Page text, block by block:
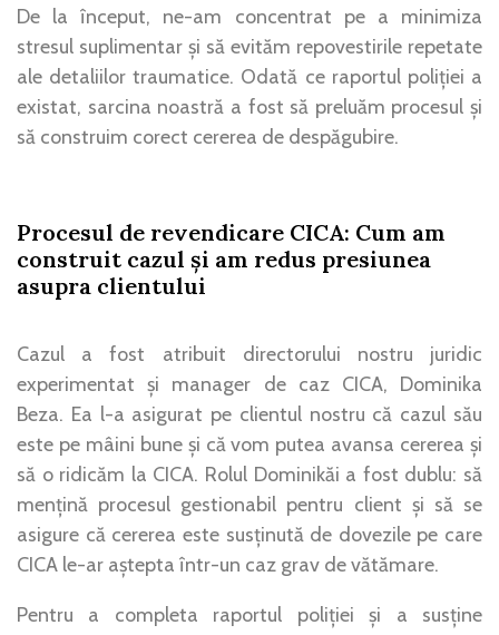
De la început, ne-am concentrat pe a minimiza
stresul suplimentar și să evităm repovestirile repetate
ale detaliilor traumatice. Odată ce raportul poliției a
existat, sarcina noastră a fost să preluăm procesul și
să construim corect cererea de despăgubire.
Procesul de revendicare CICA: Cum am
construit cazul și am redus presiunea
asupra clientului
Cazul a fost atribuit directorului nostru juridic
experimentat și manager de caz CICA, Dominika
Beza. Ea l-a asigurat pe clientul nostru că cazul său
este pe mâini bune și că vom putea avansa cererea și
să o ridicăm la CICA. Rolul Dominikăi a fost dublu: să
mențină procesul gestionabil pentru client și să se
asigure că cererea este susținută de dovezile pe care
CICA le-ar aștepta într-un caz grav de vătămare.
Pentru a completa raportul poliției și a susține